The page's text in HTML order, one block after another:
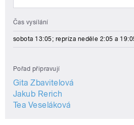
Čas vysílání
sobota 13:05; repríza neděle 2:05 a
Pořad připravují
Gita Zbavitelová
Jakub Rerich
Tea Veseláková